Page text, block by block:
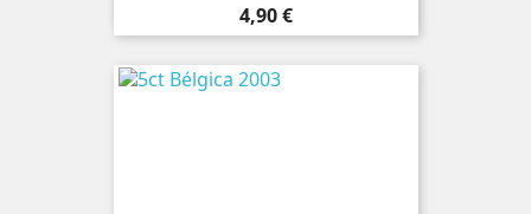
Preço
4,90 €